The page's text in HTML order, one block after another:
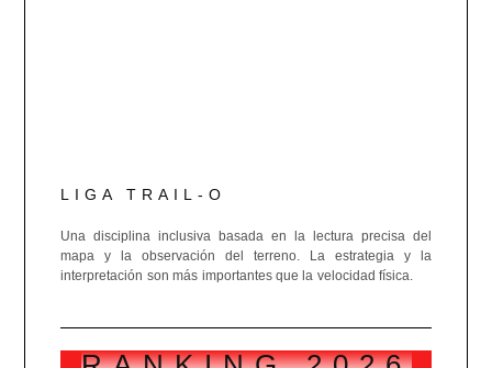
LIGA TRAIL-O
Una disciplina inclusiva basada en la lectura precisa del
mapa y la observación del terreno. La estrategia y la
interpretación son más importantes que la velocidad física.